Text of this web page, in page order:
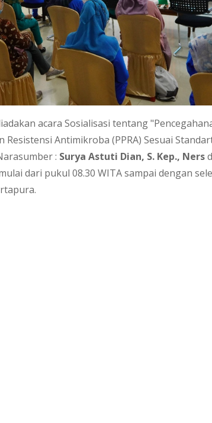
acara Sosialisasi tentang
Resistensi Antimikroba (PPRA) Sesuai
: Surya Astuti Dian, S. Kep., Ners
dari pukul 08.30 WITA sampai dengan